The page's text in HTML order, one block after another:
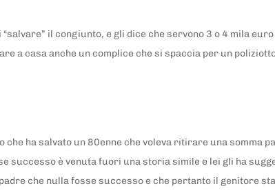
il congiunto, e gli dice che servono 3 o 4 mila euro
a casa anche un complice che si spaccia per un
che ha salvato un 80enne che voleva ritirare una somma
successo è venuta fuori una storia simile e lei gli ha
che nulla fosse successo e che pertanto il genitore